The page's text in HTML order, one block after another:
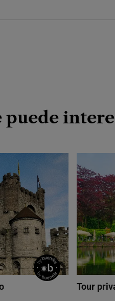
puede
Tour